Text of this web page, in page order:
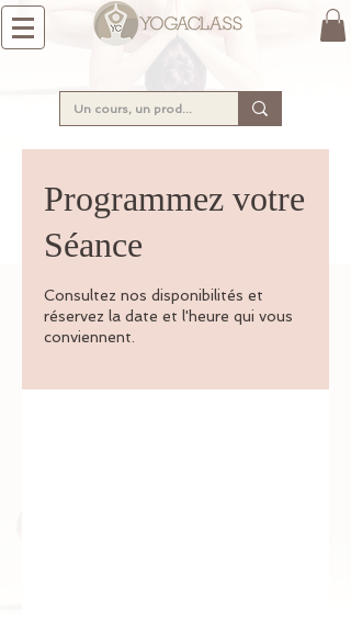
Programmez votre
Séance
Consultez nos disponibilités et
réservez la date et l'heure qui vous
conviennent.